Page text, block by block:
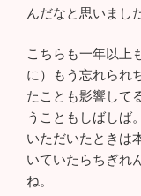
んだなと思いまし
こちらも一年以上
に）もう忘れられ
たことも影響して
うこともしばしば
いただいたときは
いていたらちぎれ
ね。